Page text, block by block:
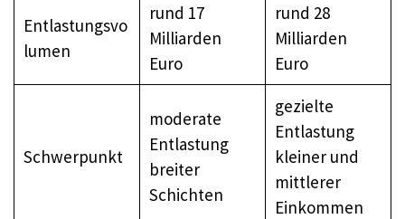
Entlastungsvo
lumen
rund 17
Milliarden
Euro
rund 28
Milliarden
Euro
Schwerpunkt
moderate
Entlastung
breiter
Schichten
gezielte
Entlastung
kleiner und
mittlerer
Einkommen